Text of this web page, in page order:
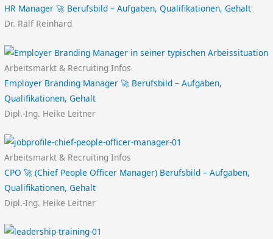
HR Manager 🚀 Berufsbild – Aufgaben, Qualifikationen, Gehalt
Dr. Ralf Reinhard
Arbeitsmarkt & Recruiting Infos
Employer Branding Manager 🚀 Berufsbild – Aufgaben,
Qualifikationen, Gehalt
Dipl.-Ing. Heike Leitner
Arbeitsmarkt & Recruiting Infos
CPO 🚀 (Chief People Officer Manager) Berufsbild – Aufgaben,
Qualifikationen, Gehalt
Dipl.-Ing. Heike Leitner